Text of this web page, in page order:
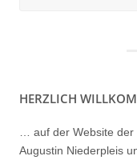
HERZLICH
… auf der Website der
Augustin Niederpleis